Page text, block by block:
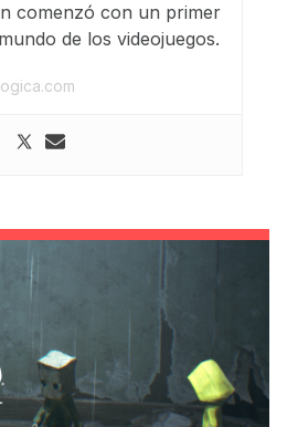
comenzó con un primer
de los videojuegos.